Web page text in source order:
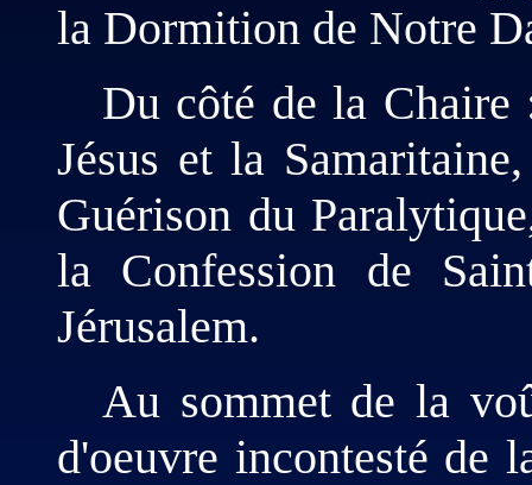
la Dormition de Notre
Du côté de la Chaire
Jésus et la
Guérison du
la Confession de
Jérusalem.
Au sommet de la
d'oeuvre incontesté de